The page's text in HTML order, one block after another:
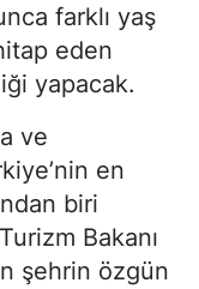
farklı yaş
eden
yapacak.
ve
en
biri
Bakanı
şehrin özgün